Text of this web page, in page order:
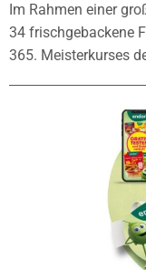
Im Rahmen einer
34 frischgebackene
365. Meisterkurses